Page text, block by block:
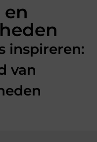
en
inspireren:
van